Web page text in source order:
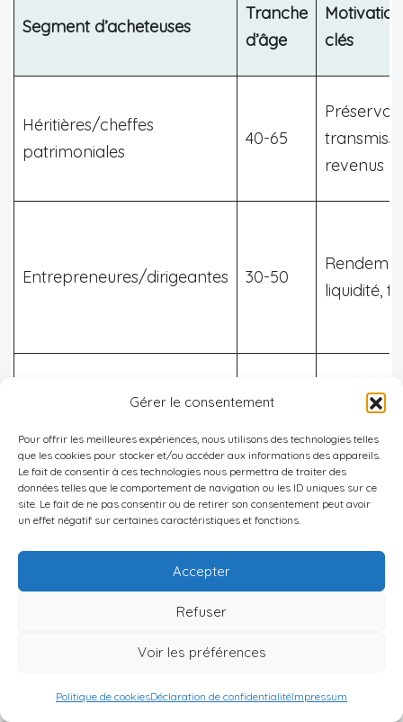
Gérer le consentement
Pour offrir les meilleures expériences, nous utilisons des technologies telles
que les cookies pour stocker et/ou accéder aux informations des appareils.
Le fait de consentir à ces technologies nous permettra de traiter des
données telles que le comportement de navigation ou les ID uniques sur ce
site. Le fait de ne pas consentir ou de retirer son consentement peut avoir
un effet négatif sur certaines caractéristiques et fonctions.
Accepter
Refuser
Voir les préférences
Politique de cookiesDéclaration de confidentialitéImpressum
Segment d’acheteuses
Tranche
d’âge
clés
Héritières/cheffes
patrimoniales
40-65
revenus
Entrepreneures/dirigeantes 30-50
liquidité,
Internationales/bi-
Style de
devise,
Professions libérales
HENRY
moindre